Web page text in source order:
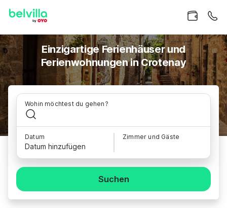
Einzigartige Ferienhäuser und
Ferienwohnungen in Crotenay
Wohin möchtest du gehen?
Datum
Datum hinzufügen
Zimmer und Gäste
Suchen